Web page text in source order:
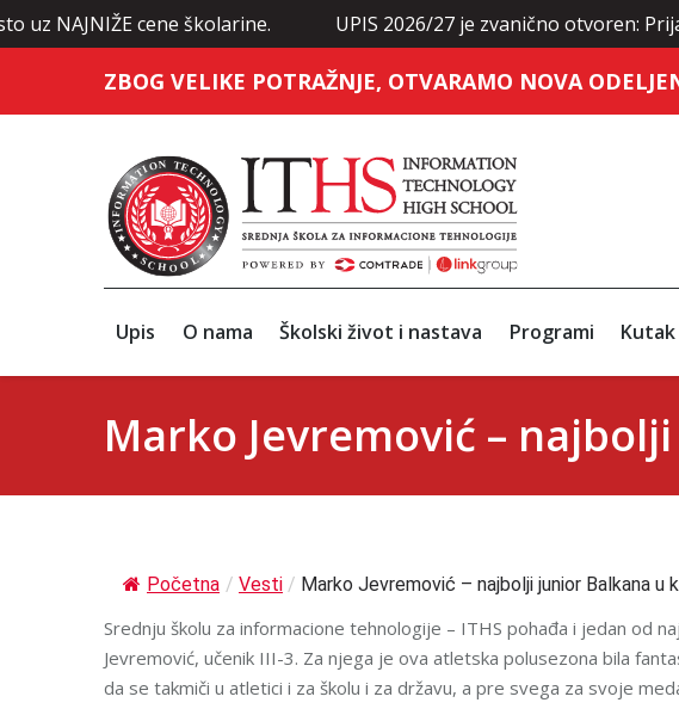
cene školarine. UPIS 2026/27 je zvanično otvoren: Prijavite se
ZBOG VELIKE POTRAŽNJE, OTVARAMO NOVA
Upis O nama Školski život i nastava Programi
Marko Jevremović –
Početna / Vesti / Marko Jevremović – najbolji junior Balkana u
Srednju školu za informacione tehnologije – ITHS pohađa i jedan od
Jevremović, učenik III-3. Za njega je ova atletska polusezona bila
da se takmiči u atletici i za školu i za državu, a pre svega za svoje